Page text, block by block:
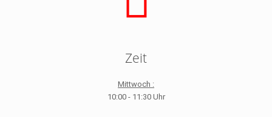
Zeit
Mittwoch :
10:00 - 11:30 Uhr